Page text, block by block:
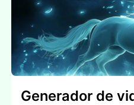
Generador de